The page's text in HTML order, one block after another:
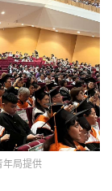
年局提供